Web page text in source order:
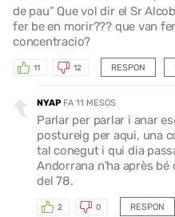
de pau” Que vol dir el Sr
fer be en morir??? que van
concentracio?
RESPON
11 12
NYAP FA 11 MESOS
Parlar per parlar i anar
postureig per aqui, una
tal conegut i qui dia
Andorrana n'ha après bé
del 78.
RESPON
2 0